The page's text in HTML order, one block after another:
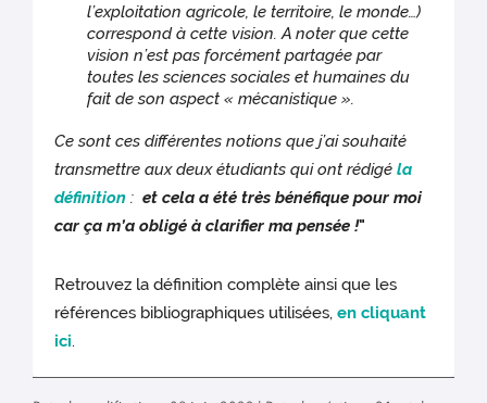
l’exploitation agricole, le territoire, le monde…)
correspond à cette vision. A noter que cette
vision n’est pas forcément partagée par
toutes les sciences sociales et humaines du
fait de son aspect « mécanistique ».
Ce sont ces différentes notions que j’ai souhaité
transmettre aux deux étudiants qui ont rédigéla
définition :et cela a été très bénéfique pour moi
car ça m’a obligé à clarifier ma pensée !"
Retrouvez la définition complète ainsi que les
références bibliographiques utilisées,en cliquant
ici.